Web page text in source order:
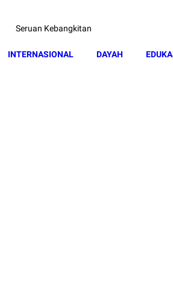
Seruan Kebangkitan
INTERNASIONAL DAYAH